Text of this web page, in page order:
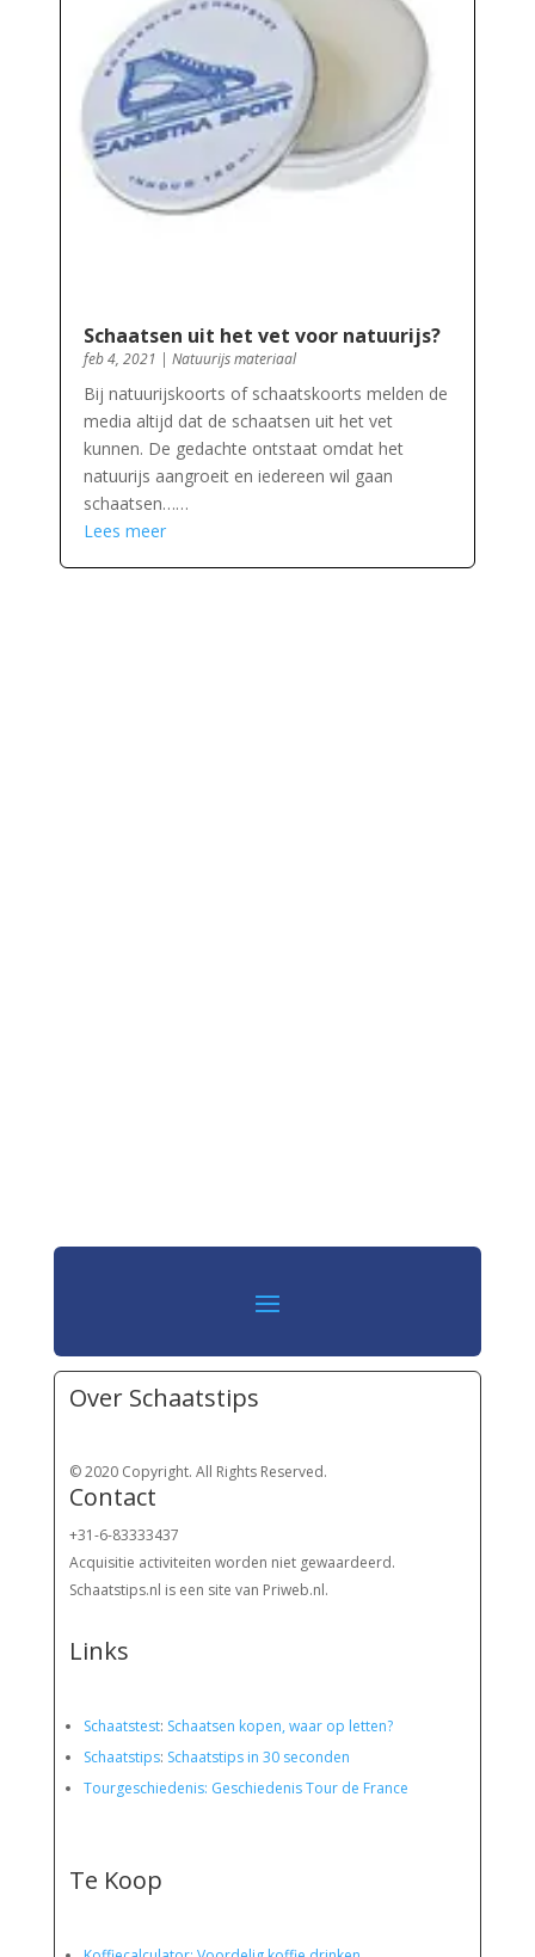
Schaatsen uit het vet voor natuurijs?
feb 4, 2021 | Natuurijs materiaal
Bij natuurijskoorts of schaatskoorts melden de
media altijd dat de schaatsen uit het vet
kunnen. De gedachte ontstaat omdat het
natuurijs aangroeit en iedereen wil gaan
schaatsen……
Lees meer
Over Schaatstips
© 2020 Copyright. All Rights Reserved.
Contact
+31-6-83333437
Acquisitie activiteiten worden niet gewaardeerd.
Schaatstips.nl is een site van Priweb.nl.
Links
Schaatstest: Schaatsen kopen, waar op letten?
Schaatstips: Schaatstips in 30 seconden
Tourgeschiedenis: Geschiedenis Tour de France
Te Koop